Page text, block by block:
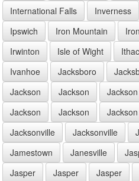
International Falls
Inverness
Ipswich
Iron Mountain
Irwinton
Isle of Wight
Ivanhoe
Jacksboro
Jackson
Jackson Jackson
Jackson
Jackson Jackson
Jacksonville
Jacksonville
Jamestown
Janesville
Jasper
Jasper Jasper